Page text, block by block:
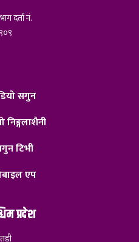
दर्ता नं.
सगुन
निङ्गलाशैनी
टिभी
एप
प्रदेश